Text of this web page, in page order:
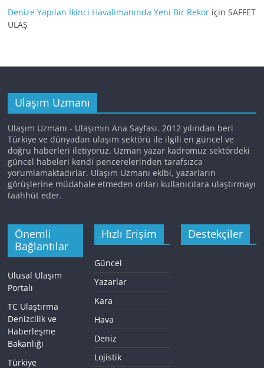
Denize Yapılan İkinci Havalimanında Yeni Bir Rekor içinSAFFET
ULAŞ
Ulaşım Uzmanı
Ulaşım Uzmanı - Ulaşımın Ana Sayfası. 2012 yılından beri
Türkiye ve dünyadan ulaşım sektörü ile ilgili en güncel ve
doğru haberleri iletiyoruz. Uzman yazar kadromuz sektördeki
güncel habeleri kendi pencerelerinden tarafsızca
yorumlamaktadırlar. Ulaşım Uzmanı ekibi, yazarların
görüşlerine müdahale etmeden onları kullanıcılara ulaştırmayı
taahhüt eder.
Önemli
Bağlantılar
Ulusal Ulaşım
Portalı
TC Ulaştırma
Denizcilik ve
Haberleşme
Bakanlığı
Türkiye
Hızlı Erişim
Güncel
Yazarlar
Kara
Hava
Deniz
Lojistik
Destekçiler